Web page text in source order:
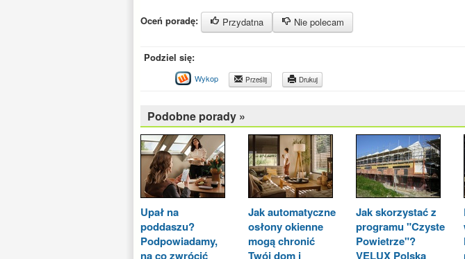
Oceń poradę: Przydatna Nie polecam
Podziel się:
Wykop Prześlij Drukuj
Podobne porady »
Upał na
poddaszu?
Podpowiadamy,
na co zwrócić
Jak automatyczne
osłony okienne
mogą chronić
Twój dom i
Jak skorzystać z
programu "Czyste
Powietrze"?
VELUX Polska